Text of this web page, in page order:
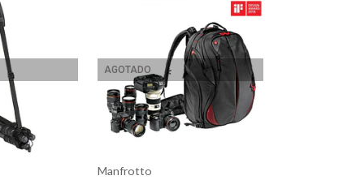
AGOTADO
Manfrotto